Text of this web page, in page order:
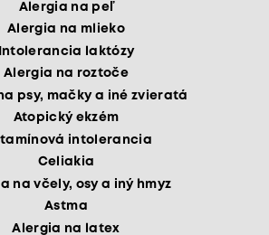
Alergia na peľ
Alergia na mlieko
Intolerancia laktózy
Alergia na roztoče
psy, mačky a iné zvieratá
Atopický ekzém
intolerancia
Celiakia
na včely, osy a iný hmyz
Astma
Alergia na latex